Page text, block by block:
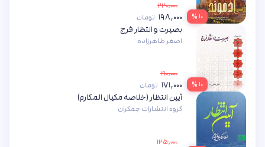
۱۰ %
۲۲۰,۰۰۰
۱۹۸,۰۰۰ تومان
۱۰ %
بصیرت و انتظار فرج
اصغر طاهرزاده
۱۹۰,۰۰۰
۱۷۱,۰۰۰ تومان
آیین انتظار (خلاصه مکیال المکارم)
گروه انتشارات جمکران
۱۲۵,۰۰۰